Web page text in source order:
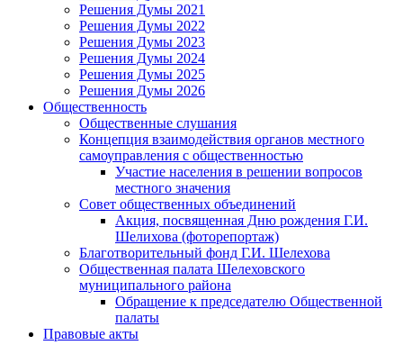
Решения Думы 2021
Решения Думы 2022
Решения Думы 2023
Решения Думы 2024
Решения Думы 2025
Решения Думы 2026
Общественность
Общественные слушания
Концепция взаимодействия органов местного
самоуправления с общественностью
Участие населения в решении вопросов
местного значения
Совет общественных объединений
Акция, посвященная Дню рождения Г.И.
Шелихова (фоторепортаж)
Благотворительный фонд Г.И. Шелехова
Общественная палата Шелеховского
муниципального района
Обращение к председателю Общественной
палаты
Правовые акты